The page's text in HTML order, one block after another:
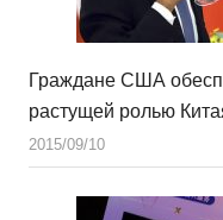
Граждане США
растущей ролью
2015/09/10